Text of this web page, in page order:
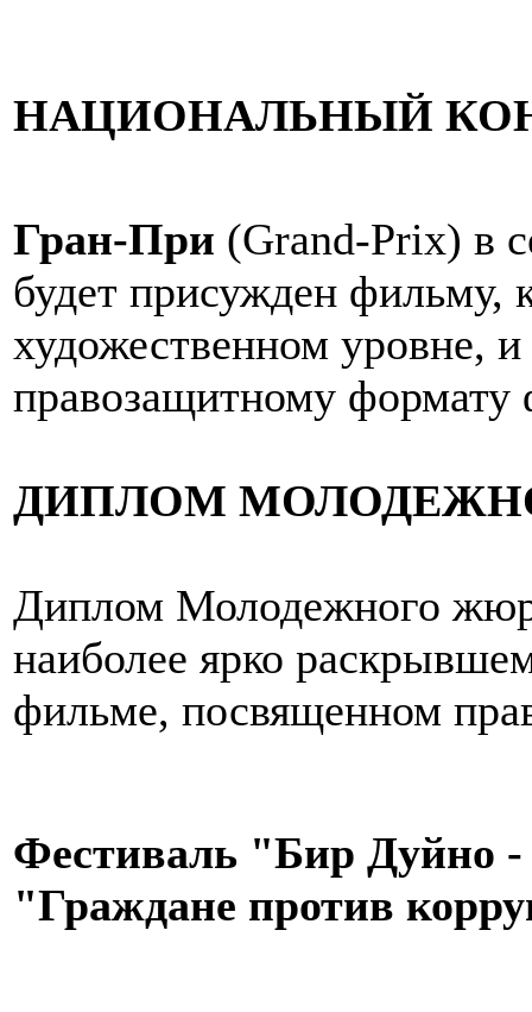
НАЦИОНАЛЬНЫЙ
Гран-При (Grand-Prix) в
будет присужден фильму,
художественном уровне,
правозащитному формату
ДИПЛОМ
Диплом Молодежного
наиболее ярко
фильме, посвященном
Фестиваль "Бир Дуйно
"Граждане против